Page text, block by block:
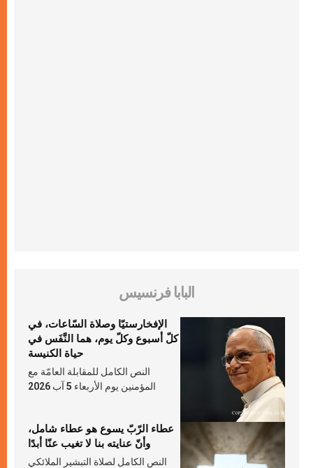
البابا فرنسيس
الإفخارستيّا وصلاة السّاعات، في
كلّ أسبوع وكلّ يوم، هما النَّفَس في
حياة الكنيسة
النص الكامل للمقابلة العامّة مع
المؤمنين يوم الأربعاء 5 آب 2026
عطاء الرّبّ يسوع هو عطاء شامل،
وأنّ عنايته بنا لا تغيب عنّا أبدًا
النص الكامل لصلاة التبشير الملائكي